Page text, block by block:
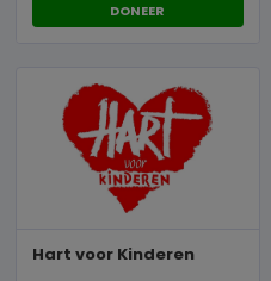
DONEER
Hart voor Kinderen